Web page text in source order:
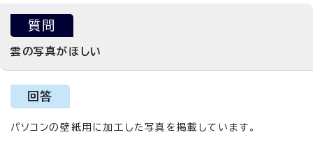
質問
雲の写真がほしい
回答
パソコンの壁紙用に加工した写真を掲載しています。